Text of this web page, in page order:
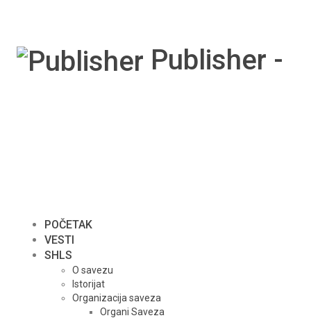
Publisher -
POČETAK
VESTI
SHLS
O savezu
Istorijat
Organizacija saveza
Organi Saveza